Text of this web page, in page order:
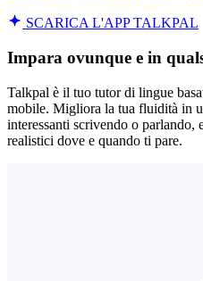
SCARICA L'APP TALKPAL
Impara ovunque e in
Talkpal è il tuo tutor di lingue
mobile. Migliora la tua fluidità in
interessanti scrivendo o parlando,
realistici dove e quando ti pare.